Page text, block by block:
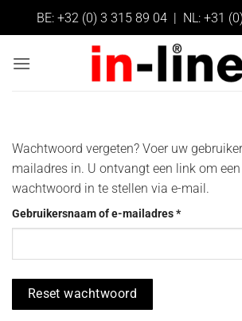
BE: +32 (0) 3 315 89 04| NL: +31
Wachtwoord vergeten? Voer uw
mailadres in. U ontvangt een link om
wachtwoord in te stellen via e-mail.
Gebruikersnaam of e-mailadres*Vereist
Reset wachtwoord